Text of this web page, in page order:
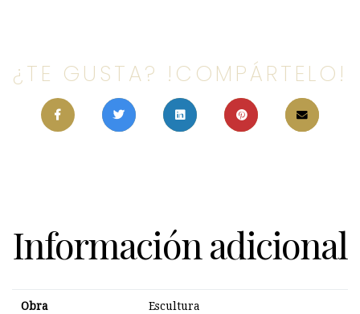
¿TE GUSTA? !COMPÁRTELO!
Información adicional
Obra Escultura